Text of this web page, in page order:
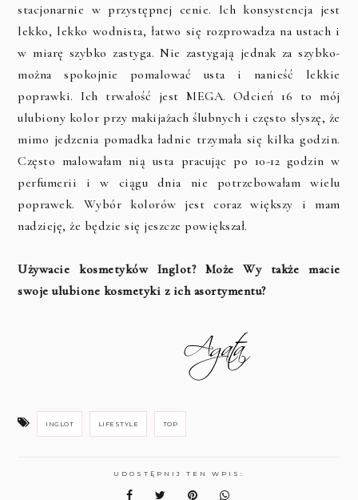
stacjonarnie w przystępnej cenie. Ich konsystencja jest
lekko, lekko wodnista, łatwo się rozprowadza na ustach i
w miarę szybko zastyga. Nie zastygają jednak za szybko-
można spokojnie pomalować usta i nanieść lekkie
poprawki. Ich trwałość jest MEGA. Odcień 16 to mój
ulubiony kolor przy makijażach ślubnych i często słyszę, że
mimo jedzenia pomadka ładnie trzymała się kilka godzin.
Często malowałam nią usta pracując po 10-12 godzin w
perfumerii i w ciągu dnia nie potrzebowałam wielu
poprawek. Wybór kolorów jest coraz większy i mam
nadzieję, że będzie się jeszcze powiększał.
Używacie kosmetyków Inglot? Może Wy także macie
swoje ulubione kosmetyki z ich asortymentu?
INGLOT LIFESTYLE TOP
UDOSTĘPNIJ TEN WPIS: